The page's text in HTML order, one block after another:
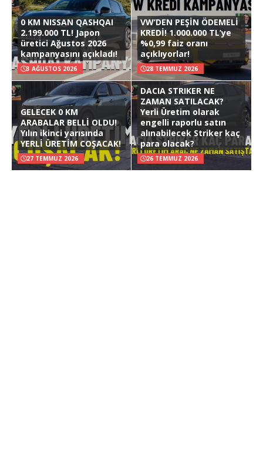
0 KM NISSAN QASHQAI
2.199.000 TL! Japon
üretici Ağustos 2026
kampanyasını açıkladı!
3 AĞUSTOS 2026
VW’DEN PEŞİN ÖDEMELİ
KREDİ! 1.000.000 TL’ye
%0,99 faiz oranı
açıklıyorlar!
28 TEMMUZ 2026
GELECEK 0 KM
ARABALAR BELLİ OLDU!
Yılın ikinci yarısında
YERLİ ÜRETİM COŞACAK!
27 TEMMUZ 2026
DACIA STRIKER NE
ZAMAN SATILACAK?
Yerli Üretim olarak
engelli raporlu satın
alınabilecek Striker kaç
para olacak?
26 TEMMUZ 2026